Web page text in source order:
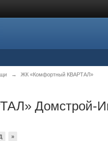
→ ЖК «Комфортный КВАРТАЛ»
Домстрой-
»